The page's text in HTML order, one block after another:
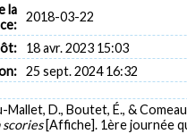
la 2018-03-22
18 avr. 2023 15:03
25 sept. 2024 16:32
Mallet, D., Boutet, É., &
scories [Affiche]. 1ère journée